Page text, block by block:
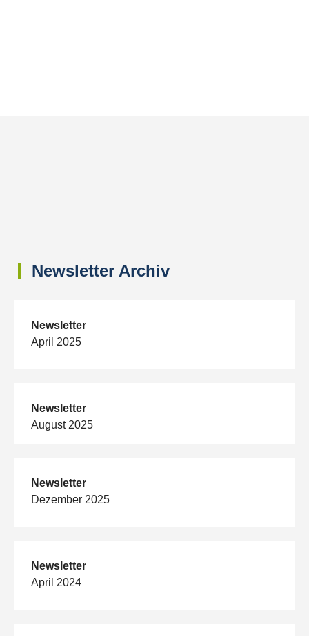
Newsletter Archiv
Newsletter
April 2025
Newsletter
August 2025
Newsletter
Dezember 2025
Newsletter
April 2024